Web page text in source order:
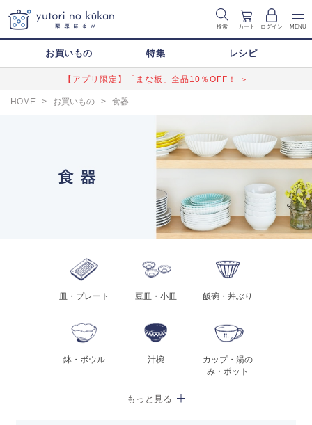
検索 カート ログイン MENU
お買いもの 特集 レシピ
【アプリ限定】「まな板」全品10％OFF！ ＞
HOME > お買いもの > 食器
皿・プレート 豆皿・小皿 飯碗・丼ぶり
鉢・ボウル 汁椀
カップ・湯の
み・ポット